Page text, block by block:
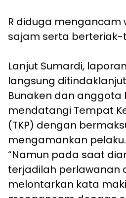
R diduga mengancam
sajam serta berteriak-
Lanjut Sumardi,
langsung
Bunaken dan anggota
mendatangi Tempat
(TKP) dengan
mengamankan pelaku.
“Namun pada saat
terjadilah perlawanan
melontarkan kata